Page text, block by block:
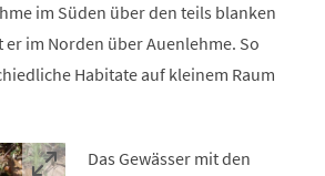
im Süden über den teils blanken
im Norden über Auenlehme. So
Habitate auf kleinem Raum
Das Gewässer mit den